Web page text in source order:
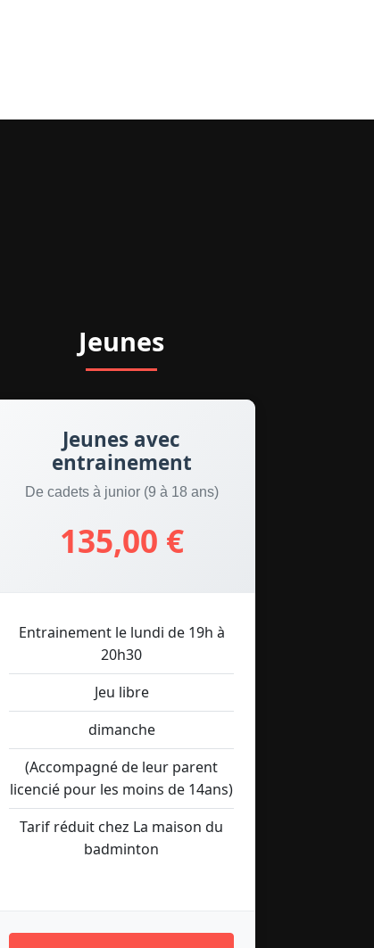
Jeunes
Jeunes avec
entrainement
De cadets à junior (9 à 18 ans)
135,00 €
Entrainement le lundi de 19h à
20h30
Jeu libre
dimanche
(Accompagné de leur parent
licencié pour les moins de 14ans)
Tarif réduit chez La maison du
badminton